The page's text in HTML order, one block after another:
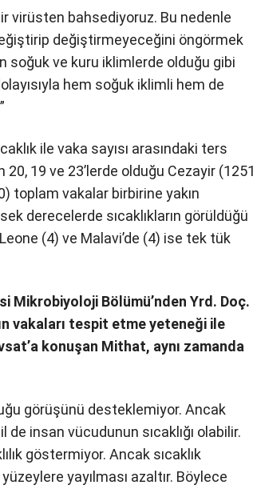
virüsten bahsediyoruz. Bu nedenle
değiştirmeyeceğini öngörmek
soğuk ve kuru iklimlerde olduğu gibi
hem soğuk iklimli hem de
ile vaka sayısı arasındaki ters
20, 19 ve 23’lerde olduğu Cezayir (1251
toplam vakalar birbirine yakın
derecelerde sıcaklıkların görüldüğü
(4) ve Malavi’de (4) ise tek tük
Mikrobiyoloji Bölümü’nden Yrd. Doç.
vakaları tespit etme yeteneği ile
konuşan Mithat, aynı zamanda
görüşünü desteklemiyor. Ancak
de insan vücudunun sıcaklığı olabilir.
göstermiyor. Ancak sıcaklık
yayılması azaltır. Böylece